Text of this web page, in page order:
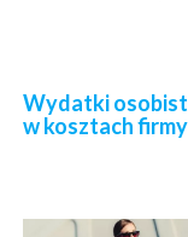
Wydatki
w kosztach firmy